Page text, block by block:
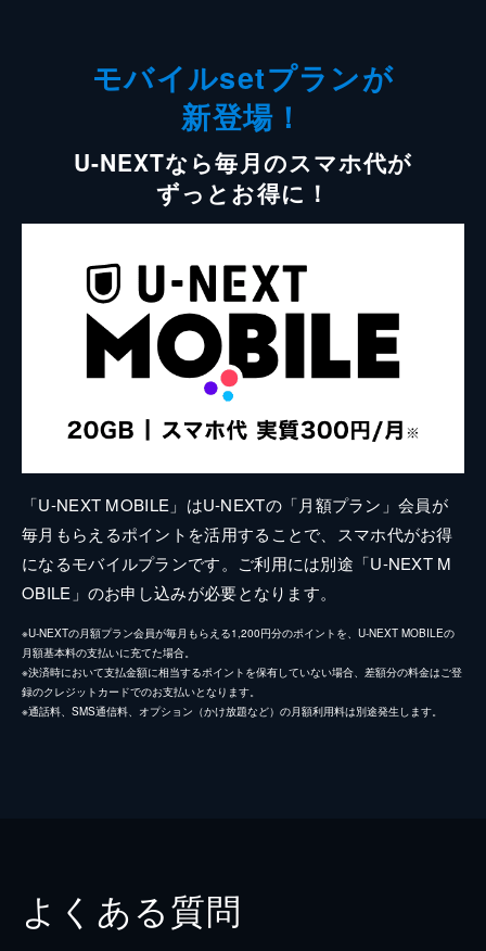
モバイルsetプランが
新登場！
U-NEXTなら毎月のスマホ代が
ずっとお得に！
「U-NEXT MOBILE」はU-NEXTの「月額プラン」会員が
毎月もらえるポイントを活用することで、スマホ代がお得
になるモバイルプランです。ご利用には別途「U-NEXT M
OBILE」のお申し込みが必要となります。
※U-NEXTの月額プラン会員が毎月もらえる1,200円分のポイントを、U-NEXT MOBILEの
月額基本料の支払いに充てた場合。
※決済時において支払金額に相当するポイントを保有していない場合、差額分の料金はご登
録のクレジットカードでのお支払いとなります。
※通話料、SMS通信料、オプション（かけ放題など）の月額利用料は別途発生します。
よくある質問